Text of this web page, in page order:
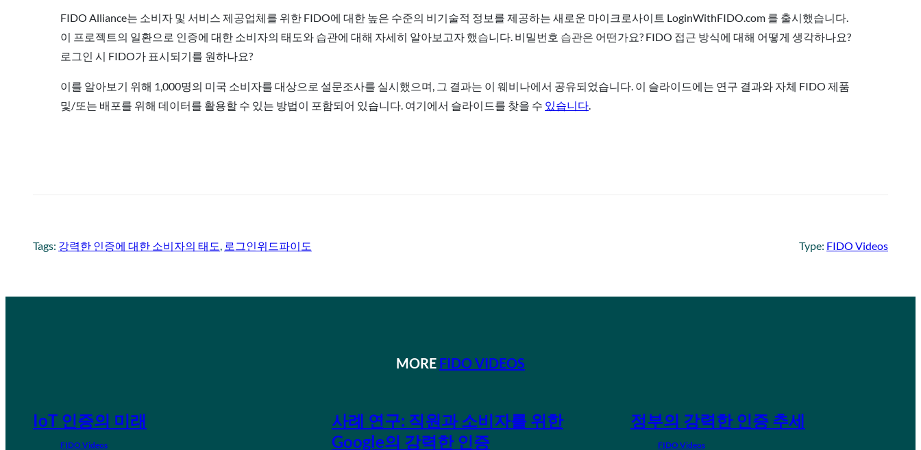
FIDO Alliance는 소비자 및 서비스 제공업체를 위한 FIDO에 대한 높은 수준의 비기술적 정보를 제공하는 새로운 마이크로사이트 LoginWithFIDO.com 를 출시했습니다.
이 프로젝트의 일환으로 인증에 대한 소비자의 태도와 습관에 대해 자세히 알아보고자 했습니다. 비밀번호 습관은 어떤가요? FIDO 접근 방식에 대해 어떻게 생각하나요?
로그인 시 FIDO가 표시되기를 원하나요?
이를 알아보기 위해 1,000명의 미국 소비자를 대상으로 설문조사를 실시했으며, 그 결과는 이 웨비나에서 공유되었습니다. 이 슬라이드에는 연구 결과와 자체 FIDO 제품
및/또는 배포를 위해 데이터를 활용할 수 있는 방법이 포함되어 있습니다. 여기에서 슬라이드를 찾을 수 있습니다.
Tags: 강력한 인증에 대한 소비자의 태도, 로그인위드파이도 Type: FIDO Videos
MORE FIDO VIDEOS
IoT 인증의 미래
FIDO Videos
사례 연구: 직원과 소비자를 위한
Google의 강력한 인증
정부의 강력한 인증 추세
FIDO Videos